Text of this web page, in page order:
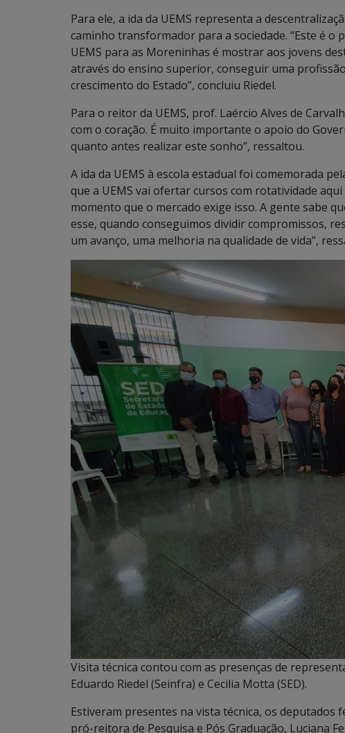
Para ele, a ida da UEMS representa a
caminho transformador para a sociedade. “Este é o
UEMS para as Moreninhas é mostrar aos jovens
através do ensino superior, conseguir uma
crescimento do Estado”, concluiu Riedel.
Para o reitor da UEMS, prof. Laércio Alves de
com o coração. É muito importante o apoio do
quanto antes realizar este sonho”, ressaltou.
A ida da UEMS à escola estadual foi comemorada
que a UEMS vai ofertar cursos com rotatividade
momento que o mercado exige isso. A gente sabe
esse, quando conseguimos dividir compromissos,
um avanço, uma melhoria na qualidade de vida”,
Visita técnica contou com as presenças de
Eduardo Riedel (Seinfra) e Cecilia Motta (SED).
Estiveram presentes na vista técnica, os
pró-reitora de Pesquisa e Pós Graduação, Luciana